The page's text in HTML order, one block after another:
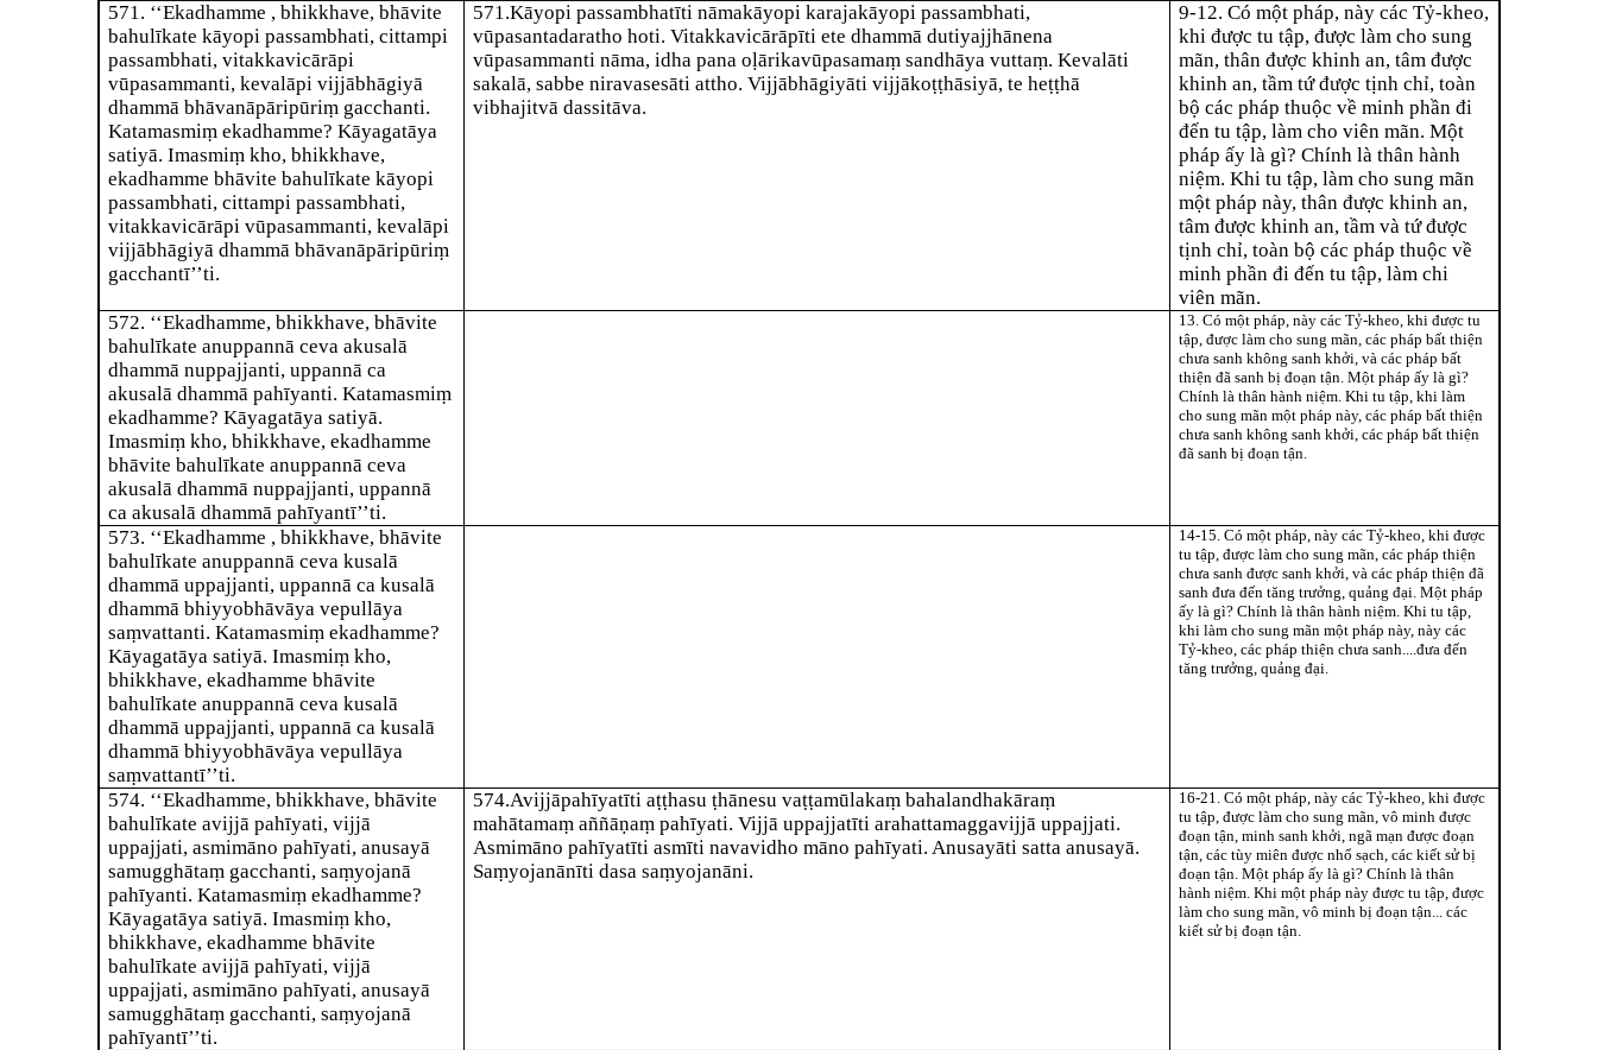
571. ‘‘Ekadhamme , bhikkhave, bhāvite
bahulīkate kāyopi passambhati, cittampi
passambhati, vitakkavicārāpi
vūpasammanti, kevalāpi vijjābhāgiyā
dhammā bhāvanāpāripūriṃ gacchanti.
Katamasmiṃ ekadhamme? Kāyagatāya
satiyā. Imasmiṃ kho, bhikkhave,
ekadhamme bhāvite bahulīkate kāyopi
passambhati, cittampi passambhati,
vitakkavicārāpi vūpasammanti, kevalāpi
vijjābhāgiyā dhammā bhāvanāpāripūriṃ
gacchantī’’ti.
571.Kāyopi passambhatīti nāmakāyopi karajakāyopi passambhati,
vūpasantadaratho hoti. Vitakkavicārāpīti ete dhammā dutiyajjhānena
vūpasammanti nāma, idha pana oḷārikavūpasamaṃ sandhāya vuttaṃ. Kevalāti
sakalā, sabbe niravasesāti attho. Vijjābhāgiyāti vijjākoṭṭhāsiyā, te heṭṭhā
vibhajitvā dassitāva.
9-12. Có một pháp, này các Tỷ-kheo,
khi được tu tập, được làm cho sung
mãn, thân được khinh an, tâm được
khinh an, tầm tứ được tịnh chỉ, toàn
bộ các pháp thuộc về minh phần đi
đến tu tập, làm cho viên mãn. Một
pháp ấy là gì? Chính là thân hành
niệm. Khi tu tập, làm cho sung mãn
một pháp này, thân được khinh an,
tâm được khinh an, tầm và tứ được
tịnh chỉ, toàn bộ các pháp thuộc về
minh phần đi đến tu tập, làm chi
viên mãn.
572. ‘‘Ekadhamme, bhikkhave, bhāvite
bahulīkate anuppannā ceva akusalā
dhammā nuppajjanti, uppannā ca
akusalā dhammā pahīyanti. Katamasmiṃ
ekadhamme? Kāyagatāya satiyā.
Imasmiṃ kho, bhikkhave, ekadhamme
bhāvite bahulīkate anuppannā ceva
akusalā dhammā nuppajjanti, uppannā
ca akusalā dhammā pahīyantī’’ti.
13. Có một pháp, này các Tỷ-kheo, khi được tu
tập, được làm cho sung mãn, các pháp bất thiện
chưa sanh không sanh khởi, và các pháp bất
thiện đã sanh bị đoạn tận. Một pháp ấy là gì?
Chính là thân hành niệm. Khi tu tập, khi làm
cho sung mãn một pháp này, các pháp bất thiện
chưa sanh không sanh khởi, các pháp bất thiện
đã sanh bị đoạn tận.
573. ‘‘Ekadhamme , bhikkhave, bhāvite
bahulīkate anuppannā ceva kusalā
dhammā uppajjanti, uppannā ca kusalā
dhammā bhiyyobhāvāya vepullāya
saṃvattanti. Katamasmiṃ ekadhamme?
Kāyagatāya satiyā. Imasmiṃ kho,
bhikkhave, ekadhamme bhāvite
bahulīkate anuppannā ceva kusalā
dhammā uppajjanti, uppannā ca kusalā
dhammā bhiyyobhāvāya vepullāya
saṃvattantī’’ti.
14-15. Có một pháp, này các Tỷ-kheo, khi được
tu tập, được làm cho sung mãn, các pháp thiện
chưa sanh được sanh khởi, và các pháp thiện đã
sanh đưa đến tăng trưởng, quảng đại. Một pháp
ấy là gì? Chính là thân hành niệm. Khi tu tập,
khi làm cho sung mãn một pháp này, này các
Tỷ-kheo, các pháp thiện chưa sanh....đưa đến
tăng trưởng, quảng đại.
574. ‘‘Ekadhamme, bhikkhave, bhāvite
bahulīkate avijjā pahīyati, vijjā
uppajjati, asmimāno pahīyati, anusayā
samugghātaṃ gacchanti, saṃyojanā
pahīyanti. Katamasmiṃ ekadhamme?
Kāyagatāya satiyā. Imasmiṃ kho,
bhikkhave, ekadhamme bhāvite
bahulīkate avijjā pahīyati, vijjā
uppajjati, asmimāno pahīyati, anusayā
samugghātaṃ gacchanti, saṃyojanā
pahīyantī’’ti.
574.Avijjāpahīyatīti aṭṭhasu ṭhānesu vaṭṭamūlakaṃ bahalandhakāraṃ
mahātamaṃ aññāṇaṃ pahīyati. Vijjā uppajjatīti arahattamaggavijjā uppajjati.
Asmimāno pahīyatīti asmīti navavidho māno pahīyati. Anusayāti satta anusayā.
Saṃyojanānīti dasa saṃyojanāni.
16-21. Có một pháp, này các Tỷ-kheo, khi được
tu tập, được làm cho sung mãn, vô minh được
đoạn tận, minh sanh khởi, ngã mạn được đoạn
tận, các tùy miên được nhổ sạch, các kiết sử bị
đoạn tận. Một pháp ấy là gì? Chính là thân
hành niệm. Khi một pháp này được tu tập, được
làm cho sung mãn, vô minh bị đoạn tận... các
kiết sử bị đoạn tận.